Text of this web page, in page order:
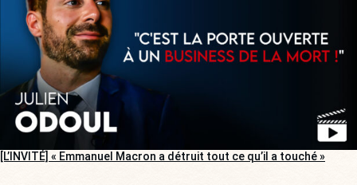
[L’INVITÉ] « Emmanuel Macron a détruit tout ce qu’il a touché »